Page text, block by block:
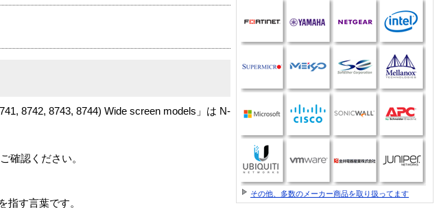
8742, 8743, 8744) Wide screen models」は N-
確認ください。
指す言葉です。
その他、多数のメーカー商品を取り扱ってます